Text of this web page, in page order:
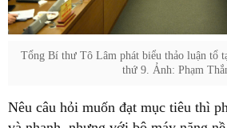
Tổng Bí thư Tô Lâm phát biểu thảo luận tổ
thứ 9. Ảnh: Phạm
Nêu câu hỏi muốn đạt mục tiêu thì